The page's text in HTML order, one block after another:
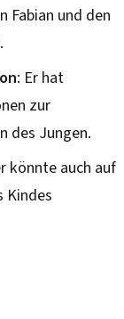
Fabian und den
: Er hat
zur
des Jungen.
könnte auch auf
Kindes